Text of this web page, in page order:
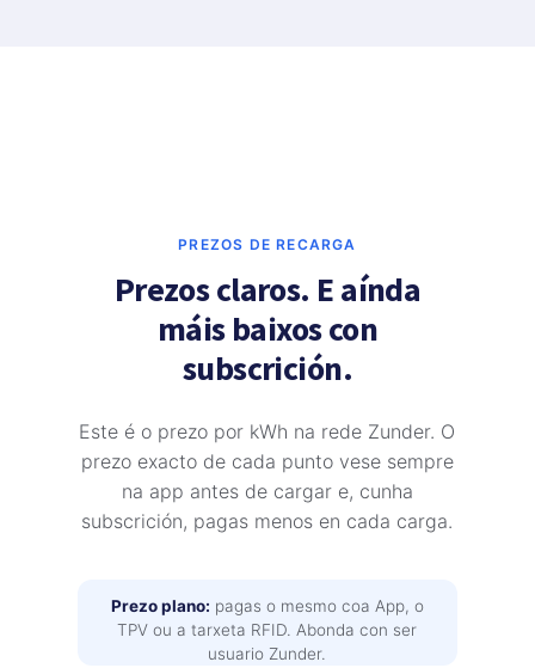
PREZOS DE RECARGA
Prezos claros. E aínda
máis baixos con
subscrición.
Este é o prezo por kWh na rede Zunder. O
prezo exacto de cada punto vese sempre
na app antes de cargar e, cunha
subscrición, pagas menos en cada carga.
Prezo plano: pagas o mesmo coa App, o
TPV ou a tarxeta RFID. Abonda con ser
usuario Zunder.